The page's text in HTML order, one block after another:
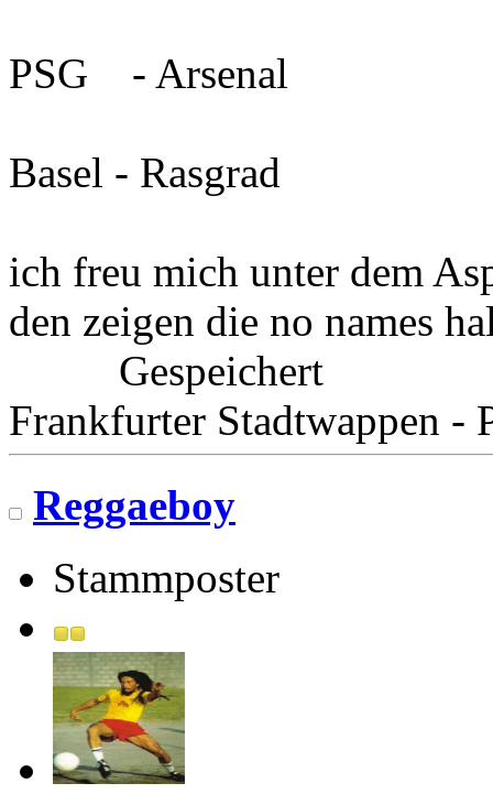
PSG - Arsenal
Basel - Rasgrad
ich freu mich unter dem
den zeigen die no names
Gespeichert
Frankfurter Stadtwappen -
Reggaeboy
Stammposter